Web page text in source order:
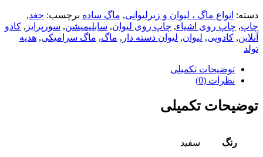
دسته: انواع ماگ ، لیوان و زیرلیوانی, ماگ ساده برچسب: جغد,
چاپ, چاپ روی اشیاء, چاپ روی لیوان, سابلیمیشن, سورپرایز , کادو
آنلاین, کادویی, لیوان, لیوان دسته دار , ماگ, ماگ سرامیکی, هدیه
تولد
توضیحات تکمیلی
نظرات (0)
توضیحات تکمیلی
رنگ سفید